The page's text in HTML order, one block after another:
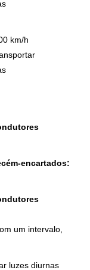
km/h
encartados:
um intervalo,
luzes diurnas